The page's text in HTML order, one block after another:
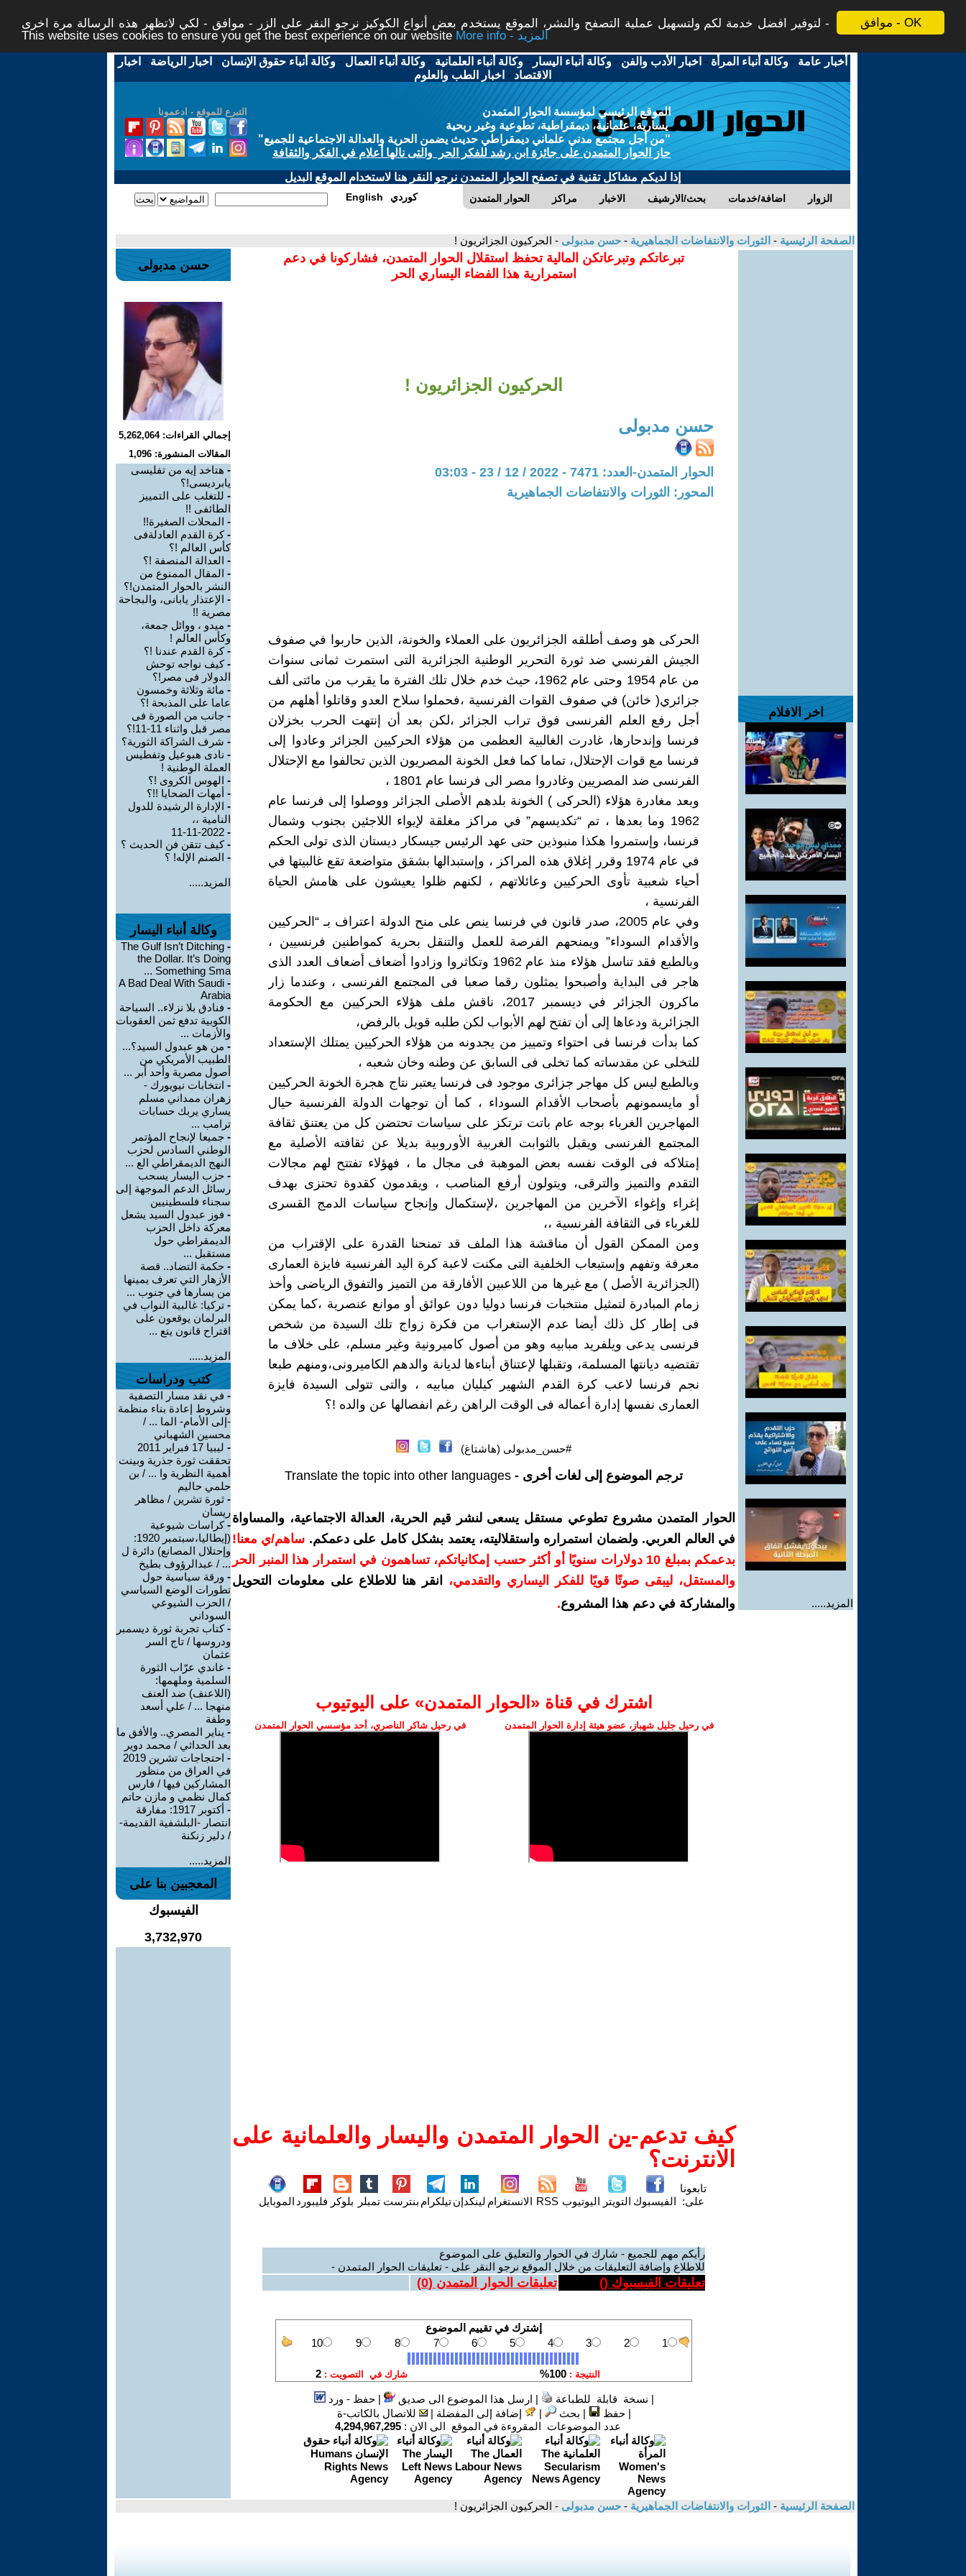
موافق - OK
لتوفير افضل خدمة لكم ولتسهيل عملية التصفح والنشر، الموقع يستخدم بعض أنواع الكوكيز نرجو النقر على الزر - موافق - لكي لاتظهر هذه الرسالة مرة اخرى -
This website uses cookies to ensure you get the best experience on our website
More info - المزيد
أخبار عامة -وكالة أنباء المرأة - اخبار الأدب والفن -وكالة أنباء اليسار -وكالة أنباء العلمانية -وكالة أنباء العمال -وكالة أنباء حقوق الإنسان - اخبار الرياضة - اخبار
الاقتصاد - اخبار الطب والعلوم
التبرع للموقع - ادعمونا
الموقع الرئيسي لمؤسسة الحوار المتمدن
يسارية، علمانية، ديمقراطية، تطوعية وغير ربحية
"من أجل مجتمع مدني علماني ديمقراطي حديث يضمن الحرية والعدالة الاجتماعية للجميع"
حاز الحوار المتمدن على جائزة ابن رشد للفكر الحر والتى نالها أعلام في الفكر والثقافة
إذا لديكم مشاكل تقنية في تصفح الحوار المتمدن نرجو النقر هنا لاستخدام الموقع البديل
الحوار المتمدن مراكز الاخبار بحث/الارشيف اضافة/خدمات الزوار English كوردي
الصفحة الرئيسية - الثورات والانتفاضات الجماهيرية - حسن مدبولى - الحركيون الجزائريون !
اخر الافلام
المزيد.....
تبرعاتكم وتبرعاتكن المالية تحفظ استقلال الحوار المتمدن، فشاركونا في دعم
استمرارية هذا الفضاء اليساري الحر
الحركيون الجزائريون !
حسن مدبولى
الحوار المتمدن-العدد: 7471 - 2022 / 12 / 23 - 03:03
المحور: الثورات والانتفاضات الجماهيرية
الحركى هو وصف أطلقه الجزائريون على العملاء والخونة، الذين حاربوا في صفوف
الجيش الفرنسي ضد ثورة التحرير الوطنية الجزائرية التى استمرت ثمانى سنوات
من عام 1954 وحتى عام 1962، حيث خدم خلال تلك الفترة ما يقرب من مائتى ألف
جزائري( خائن) في صفوف القوات الفرنسية ،فحملوا سلاح العدو وقاتلوا أهلهم من
أجل رفع العلم الفرنسى فوق تراب الجزائر ،لكن بعد أن إنتهت الحرب بخزلان
فرنسا وإندحارها، غادرت الغالبية العظمى من هؤلاء الحركيين الجزائر وعادوا إلى
فرنسا مع قوات الإحتلال، تماما كما فعل الخونة المصريون الذين تحالفوا مع الإحتلال
الفرنسى ضد المصريين وغادروا مصر الى فرنسا عام 1801 ،
وبعد مغادرة هؤلاء (الحركى ) الخونة بلدهم الأصلى الجزائر ووصلوا إلى فرنسا عام
1962 وما بعدها ، تم “تكديسهم” في مراكز مغلقة لإيواء اللاجئين بجنوب وشمال
فرنسا، وإستمروا هكذا منبوذين حتى عهد الرئيس جيسكار ديستان الذى تولى الحكم
في عام 1974 وقرر إغلاق هذه المراكز ، وإستبدالها بشقق متواضعة تقع غالبيتها في
أحياء شعبية تأوى الحركيين وعائلاتهم ، لكنهم ظلوا يعيشون على هامش الحياة
الفرنسية ،
وفي عام 2005، صدر قانون في فرنسا ينص على منح الدولة اعتراف بـ “الحركيين
والأقدام السوداء” ويمنحهم الفرصة للعمل والتنقل بحرية كمواطنين فرنسيين ،
وبالطبع فقد تناسل هؤلاء منذ عام 1962 وتكاثروا وزادوا أضعاف أضعاف العدد الذى
هاجر فى البداية وأصبحوا يمثلون رقما صعبا فى المجتمع الفرنسى ، وعندما زار
ماكرون الجزائر في ديسمبر 2017، ناقش ملف هؤلاء الحركيين مع الحكومة
الجزائرية ودعاها إلى أن تفتح لهم الأبواب لكن طلبه قوبل بالرفض،
كما بدأت فرنسا فى احتواء وتمييز من يجدونه من هؤلاء الحركيين يمتلك الإستعداد
للتخلى عن مقدساته كما تخلى فى السابق عن وطنه وخان شعبه ،
وبالطبع ليس كل مهاجر جزائرى موجود فى فرنسا يعتبر نتاج هجرة الخونة الحركيين
أو مايسمونهم بأصحاب الأقدام السوداء ، كما أن توجهات الدولة الفرنسية حيال
المهاجرين الغرباء بوجه عام باتت ترتكز على سياسات تحتضن كل من يعتنق ثقافة
المجتمع الفرنسى ويقبل بالثوابت الغربية الأوروبية بديلا عن ثقافته الأصلية مع
إمتلاكه فى الوقت نفسه بعض الموهبة فى مجال ما ، فهؤلاء تفتتح لهم مجالات
التقدم والتميز والترقى، ويتولون أرفع المناصب ، ويقدمون كقدوة تحتزى بهدف
إغراء وإغواء الآخرين من المهاجرين ،لإستكمال وإنجاح سياسات الدمج القسرى
للغرباء فى الثقافة الفرنسية ،،
ومن الممكن القول أن مناقشة هذا الملف قد تمنحنا القدرة على الإقتراب من
معرفة وتفهم وإستيعاب الخلفية التى مكنت لاعبة كرة اليد الفرنسية فايزة العمارى
(الجزائرية الأصل ) مع غيرها من اللاعبين الأفارقة من التميز والتفوق الرياضى وأخذ
زمام المبادرة لتمثيل منتخبات فرنسا دوليا دون عوائق أو موانع عنصرية ،كما يمكن
فى إطار كل ذلك أيضا عدم الإستغراب من فكرة زواج تلك السيدة من شخص
فرنسى يدعى ويلفريد مبابيه وهو من أصول كاميرونية وغير مسلم، على خلاف ما
تقتضيه ديانتها المسلمة، وتقبلها لإعتناق أبناءها لديانة والدهم الكاميرونى،ومنهم طبعا
نجم فرنسا لاعب كرة القدم الشهير كيليان مبابيه ، والتى تتولى السيدة فايزة
العمارى نفسها إدارة أعماله فى الوقت الراهن رغم انفصالها عن والده !؟
#حسن_مدبولى (هاشتاغ)
ترجم الموضوع إلى لغات أخرى - Translate the topic into other languages
الحوار المتمدن مشروع تطوعي مستقل يسعى لنشر قيم الحرية، العدالة الاجتماعية، والمساواة
في العالم العربي. ولضمان استمراره واستقلاليته، يعتمد بشكل كامل على دعمكم. ساهم/ي معنا!
بدعمكم بمبلغ 10 دولارات سنويًا أو أكثر حسب إمكانياتكم، تساهمون في استمرار هذا المنبر الحر
والمستقل، ليبقى صوتًا قويًا للفكر اليساري والتقدمي،
انقر هنا للاطلاع على معلومات التحويل
والمشاركة في دعم هذا المشروع.
اشترك في قناة ‫«الحوار المتمدن» على اليوتيوب
في رحيل جليل شهباز، عضو هيئة إدارة الحوار المتمدن في رحيل شاكر الناصري، أحد مؤسسي الحوار المتمدن
كيف تدعم-ين الحوار المتمدن واليسار والعلمانية على
الانترنت؟
تابعونا
على: الفيسبوك التويتر اليوتيوب RSS الانستغرام لينكدإنتيلكرام بنترست تمبلر بلوكر فليبورد الموبايل
رأيكم مهم للجميع - شارك في الحوار والتعليق على الموضوع
للاطلاع وإضافة التعليقات من خلال الموقع نرجو النقر على - تعليقات الحوار المتمدن -
تعليقات الفيسبوك () تعليقات الحوار المتمدن (0
)
| نسخة قابلة للطباعة | ارسل هذا الموضوع الى صديق |حفظ - ورد
|حفظ | بحث | إضافة إلى المفضلة |
للاتصال بالكاتب-ة
عدد الموضوعات المقروءة في الموقع الى الان : 4,294,967,295
حسن مدبولى
إجمالي القراءات: 5,262,064
المقالات المنشورة: 1,096
- هتاخد إيه من تفليسى
يابرديسى!؟
- للتغلب على التمييز
الطائفى !!
- المحلات الصغيرة!!
-كرة القدم العادلةفى
كأس العالم !؟
- العدالة المنصفة !؟
- المقال الممنوع من
النشر بالحوار المتمدن!؟
- الإعتذار يابانى، والبجاحة
مصرية !!
- ميدو ، ووائل جمعة،
وكأس العالم !
-كرة القدم عندنا !؟
-كيف نواجه توحش
الدولار فى مصر!؟
- مائة وثلاثة وخمسون
عاما على المذبحة !؟
- جانب من الصورة فى
مصر قبل واثناء 11-11!؟
- شرف الشراكة الثورية؟
- نادى هبوعيل وتفطيس
العملة الوطنية !
- الهوس الكروى !؟
- أمهات الضحايا !!؟
- الإدارة الرشيدة للدول
النامية ،،
-
11-11-2022
-كيف تتقن فن الحديث ؟
- الصنم الإله! ؟
المزيد.....
وكالة أنباء اليسار
-
The Gulf Isn’t Ditching
the Dollar. It’s Doing
Something Sma ...
-
A Bad Deal With Saudi
Arabia
- فنادق بلا نزلاء.. السياحة
الكوبية تدفع ثمن العقوبات
والأزمات ...
- من هو عبدول السيد؟...
الطبيب الأمريكي من
أصول مصرية وأحد أبر ...
- انتخابات نيويورك -
زهران ممداني مسلم
يساري يربك حسابات
ترامب ...
- جميعا لإنجاح المؤتمر
الوطني السادس لحزب
النهج الديمقراطي الع ...
- حزب اليسار يسحب
رسائل الدعم الموجهة إلى
سجناء فلسطينيين
- فوز عبدول السيد يشعل
معركة داخل الحزب
الديمقراطي حول
مستقبل ...
- حكمة التضاد.. قصة
الأزهار التي تعرف يمينها
من يسارها في جنوب ...
- تركيا: غالبية النواب في
البرلمان يوقعون على
اقتراح قانون يتع ...
المزيد.....
كتب ودراسات
- في نقد مسار التصفية
وشروط إعادة بناء منظمة
-إلى الأمام- الما ... /
محسين الشهباني
-
ليبيا 17 فبراير 2011
تحققت ثورة جذرية وبينت
أهمية النظرية وا ... / بن
حلمي حاليم
- ثورة تشرين / مظاهر
ريسان
-كراسات شيوعية
(إيطاليا،سبتمبر 1920:
وإحتلال المصانع) دائرة ل
... / عبدالرؤوف بطيخ
- ورقة سياسية حول
تطورات الوضع السياسي
/ الحزب الشيوعي
السوداني
-كتاب تجربة ثورة ديسمبر
ودروسها / تاج السر
عثمان
- غاندي عرّاب الثورة
السلمية وملهمها:
(اللاعنف) ضد العنف
منهجا ... / علي أسعد
وطفة
- يناير المصري.. والأفق ما
بعد الحداثي / محمد دوير
-
احتجاجات تشرين 2019
في العراق من منظور
المشاركين فيها / فارس
كمال نظمي و مازن حاتم
-
أكتوبر 1917: مفارقة
انتصار -البلشفية القديمة-
/ دلير زنكنة
المزيد.....
المعجبين بنا على
الفيسبوك
3,732,970
الصفحة الرئيسية - الثورات والانتفاضات الجماهيرية - حسن مدبولى - الحركيون الجزائريون !